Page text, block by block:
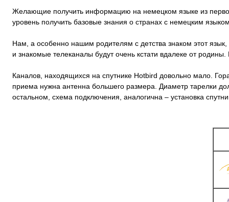
Желающие получить информацию на немецком языке из
уровень получить базовые знания о странах с немецким
Нам, а особенно нашим родителям с детства знаком этот
и знакомые телеканалы будут очень кстати вдалеке от
Каналов, находящихся на спутнике Hotbird довольно мало.
приема нужна антенна большего размера. Диаметр тарелки
остальном, схема подключения, аналогична – установка